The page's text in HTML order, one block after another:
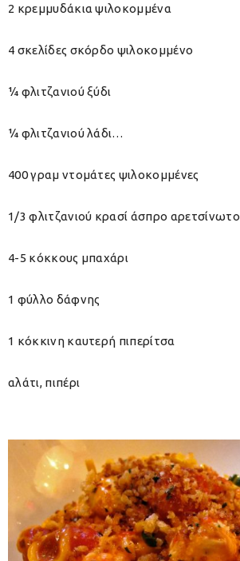
2 κρεμμυδάκια ψιλοκομμένα
4 σκελίδες σκόρδο ψιλοκομμένο
¼ φλιτζανιού ξύδι
¼ φλιτζανιού λάδι…
400 γραμ ντομάτες ψιλοκομμένες
1/3 φλιτζανιού κρασί άσπρο αρετσίνωτο
4-5 κόκκους μπαχάρι
1 φύλλο δάφνης
1 κόκκινη καυτερή πιπερίτσα
αλάτι, πιπέρι